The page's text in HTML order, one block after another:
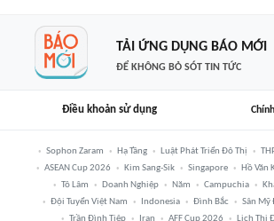
TẢI ỨNG DỤNG BÁO MỚI
ĐỂ KHÔNG BỎ SÓT TIN TỨC
Điều khoản sử dụng
Sophon Zaram Hạ Tầng Luật Phát Triển Đô Thị
ASEAN Cup 2026
Kim Sang-Sik Singapore Hồ Văn
Tô Lâm
Doanh Nghiệp Năm Campuchia
Đội Tuyển Việt Nam
Indonesia Đình Bắc Sân Mỹ
Trần Đình Tiệp
Iran AFF Cup 2026 Lịch Thi